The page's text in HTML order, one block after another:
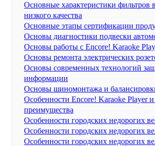
Основные характеристики фильтров
низкого качества
Основные этапы сертификации
Основы диагностики подвески
Основы работы с Encore! Karaoke
Основы ремонта электрических
Основы современных технологий
информации
Основы шиномонтажа и
Особенности Encore! Karaoke Player и
преимущества
Особенности городских недорогих
Особенности городских недорогих
Особенности городских недорогих